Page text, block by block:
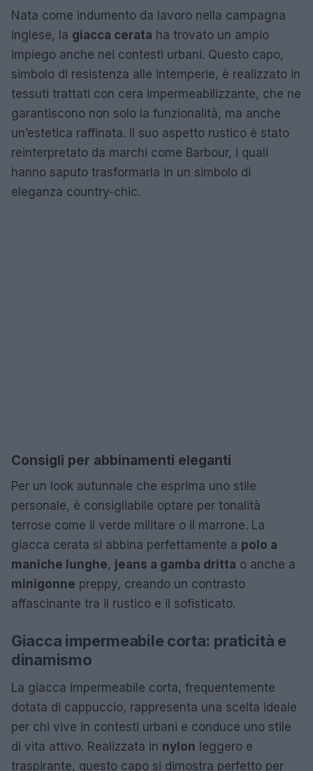
Nata come indumento da lavoro nella campagna
inglese, la giacca cerata ha trovato un ampio
impiego anche nei contesti urbani. Questo capo,
simbolo di resistenza alle intemperie, è realizzato in
tessuti trattati con cera impermeabilizzante, che ne
garantiscono non solo la funzionalità, ma anche
un’estetica raffinata. Il suo aspetto rustico è stato
reinterpretato da marchi come Barbour, i quali
hanno saputo trasformarla in un simbolo di
eleganza country-chic.
Consigli per abbinamenti eleganti
Per un look autunnale che esprima uno stile
personale, è consigliabile optare per tonalità
terrose come il verde militare o il marrone. La
giacca cerata si abbina perfettamente a polo a
maniche lunghe, jeans a gamba dritta o anche a
minigonne preppy, creando un contrasto
affascinante tra il rustico e il sofisticato.
Giacca impermeabile corta: praticità e
dinamismo
La giacca impermeabile corta, frequentemente
dotata di cappuccio, rappresenta una scelta ideale
per chi vive in contesti urbani e conduce uno stile
di vita attivo. Realizzata in nylon leggero e
traspirante, questo capo si dimostra perfetto per